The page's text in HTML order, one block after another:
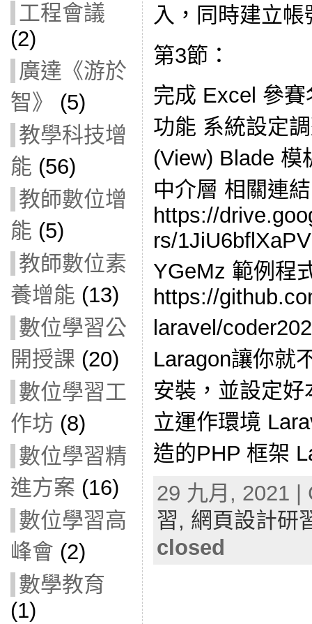
工程會議
(2)
廣達《游於
智》
(5)
教學科技增
能 (56)
教師數位增
能 (5)
教師數位素
養增能 (13)
數位學習公
開授課 (20)
數位學習工
作坊 (8)
數位學習精
進方案 (16)
數位學習高
峰會 (2)
數學教育
(1)
入，同時建立
第3節：
完成 Excel 參
功能 系統設定
(View) Blade 模
中介層 相關連
https://
rs/
YGeMz 範例程
https://
laravel/
Laragon讓你就
安裝，並設定
立運作環境
造的PHP 框架
29 九月, 2021
習, 網頁設計研
closed